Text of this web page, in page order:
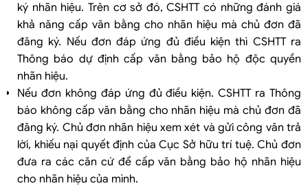
ký nhãn hiệu. Trên cơ sở đó, CSHTT có những đánh giá
khả năng cấp văn bằng cho nhãn hiệu mà chủ đơn đã
đăng ký. Nếu đơn đáp ứng đủ điều kiện thì CSHTT ra
Thông báo dự định cấp văn bằng bảo hộ độc quyền
nhãn hiệu.
Nếu đơn không đáp ứng đủ điều kiện. CSHTT ra Thông
báo không cấp văn bằng cho nhãn hiệu mà chủ đơn đã
đăng ký. Chủ đơn nhãn hiệu xem xét và gửi công văn trả
lời, khiếu nại quyết định của Cục Sở hữu trí tuệ. Chủ đơn
đưa ra các căn cứ để cấp văn bằng bảo hộ nhãn hiệu
cho nhãn hiệu của mình.